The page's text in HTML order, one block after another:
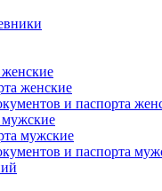
женские
и паспорта
мужские
и паспорта